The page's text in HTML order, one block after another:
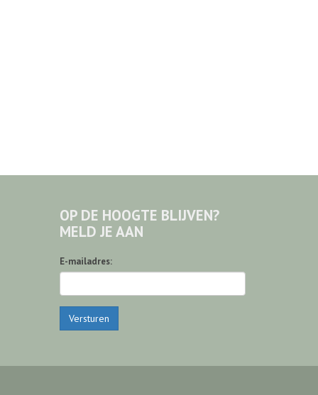
OP DE HOOGTE BLIJVEN?
MELD JE AAN
E-mailadres:
Versturen